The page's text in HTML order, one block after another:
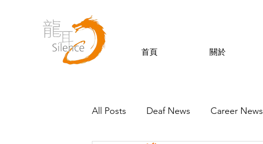
首頁 關於
All Posts Deaf News Career News